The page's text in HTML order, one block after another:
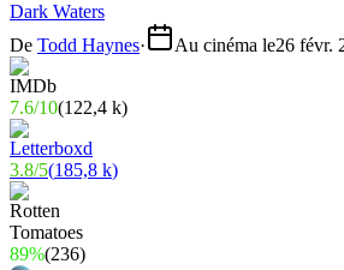
Dark Waters
De Todd Haynes· Au cinéma le26 févr.
7.6/10(122,4 k)
3.8/5(185,8 k)
89%(236)